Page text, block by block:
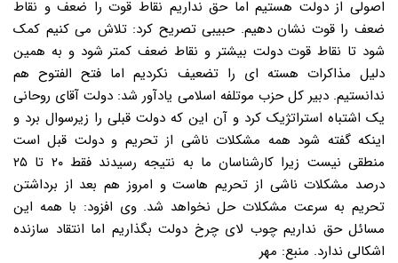
اصولی از دولت هستیم اما حق نداریم نقاط قوت را ضعف و نقاط
ضعف را قوت نشان دهیم. حبیبی تصریح کرد: تلاش می کنیم کمک
شود تا نقاط قوت دولت بیشتر و نقاط ضعف کمتر شود و به همین
دلیل مذاکرات هسته ای را تضعیف نکردیم اما فتح الفتوح هم
ندانستیم. دبیر کل حزب موتلفه اسلامی یادآور شد: دولت آقای روحانی
یک اشتباه استراتژیک کرد و آن این که دولت قبلی را زیرسوال برد و
اینکه گفته شود همه مشکلات ناشی از تحریم و دولت قبل است
منطقی نیست زیرا کارشناسان ما به نتیجه رسیدند فقط ۲۰ تا ۲۵
درصد مشکلات ناشی از تحریم هاست و امروز هم بعد از برداشتن
تحریم به سرعت مشکلات حل نخواهد شد. وی افزود: با همه این
مسائل حق نداریم چوب لای چرخ دولت بگذاریم اما انتقاد سازنده
اشکالی ندارد. منبع: مهر